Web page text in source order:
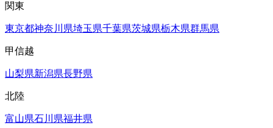
関東
東京都神奈川県埼玉県千葉県茨城県栃木県群馬県
甲信越
山梨県新潟県長野県
北陸
富山県石川県福井県